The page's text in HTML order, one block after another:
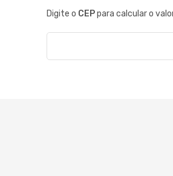
Digite o CEPpara calcular o